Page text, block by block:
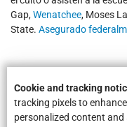
Cookie and tracking
tracking pixels to
personalized content
Gap,Wenatchee, Moses
State. Asegurado